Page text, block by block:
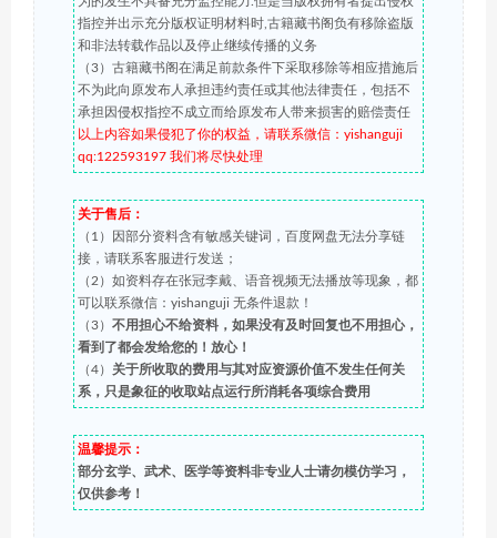
指控并出示充分版权证明材料时,古籍藏书阁负有移除盗版
和非法转载作品以及停止继续传播的义务
（3）古籍藏书阁在满足前款条件下采取移除等相应措施后
不为此向原发布人承担违约责任或其他法律责任，包括不
承担因侵权指控不成立而给原发布人带来损害的赔偿责任
以上内容如果侵犯了你的权益，请联系微信：yishanguji
qq:122593197 我们将尽快处理
关于售后：
（1）因部分资料含有敏感关键词，百度网盘无法分享链
接，请联系客服进行发送；
（2）如资料存在张冠李戴、语音视频无法播放等现象，都
可以联系微信：yishanguji 无条件退款！
（3） 不用担心不给资料，如果没有及时回复也不用担心，
看到了都会发给您的！放心！
（4） 关于所收取的费用与其对应资源价值不发生任何关
系，只是象征的收取站点运行所消耗各项综合费用
温馨提示：
部分玄学、武术、医学等资料非专业人士请勿模仿学习，
仅供参考！